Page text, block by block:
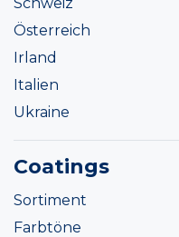
Österreich
Irland
Italien
Ukraine
Coatings
Sortiment
Farbtöne